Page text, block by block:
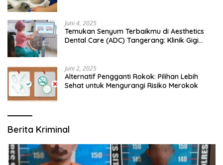
Juni 4, 2025
Temukan Senyum Terbaikmu di Aesthetics
Dental Care (ADC) Tangerang: Klinik Gigi
Juni 2, 2025
Alternatif Pengganti Rokok: Pilihan Lebih
Sehat untuk Mengurangi Risiko Merokok
Berita Kriminal